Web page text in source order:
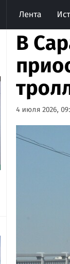
Лента
В
4 июля 2026,